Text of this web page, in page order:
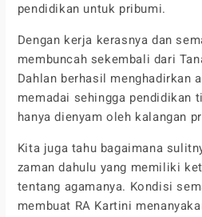
pendidikan untuk pribumi.
Dengan kerja kerasnya dan
membuncah sekembali dari
Dahlan berhasil menghadirkan
memadai sehingga pendidikan
hanya dienyam oleh kalangan
Kita juga tahu bagaimana
zaman dahulu yang memiliki
tentang agamanya. Kondisi
membuat RA Kartini